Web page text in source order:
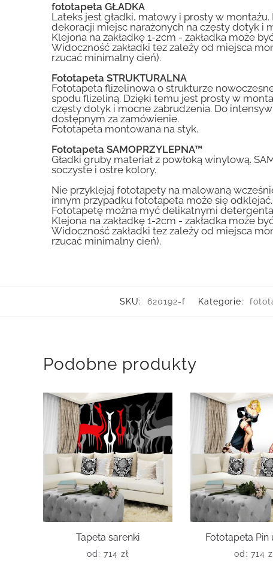
fototapeta GŁADKA
Lateks jest gładki, matowy i prosty w
dekoracji miejsc narażonych na częsty dotyk i
Klejona na zakładkę 1-2cm - zakładka może
Widoczność zakładki tez zależy od miejsca
rzucać minimalny cień).
Fototapeta STRUKTURALNA
Fototapeta flizelinowa o strukturze
spodu flizeliną. Dzięki temu jest prosty w
częsty dotyk i mocne zabrudzenia. Do
dostępnym za zamówienie.
Fototapeta montowana na styk.
Fototapeta SAMOPRZYLEPNA™
Gładki gruby materiał z powłoką winylową.
soczyste i ostre kolory.
Nie przyklejaj fototapety na malowaną
innym przypadku fototapeta może się odklejać.
Fototapetę można myć delikatnymi
Klejona na zakładkę 1-2cm - zakładka może
Widoczność zakładki tez zależy od miejsca
rzucać minimalny cień).
SKU: 620192-f Kategorie:
Podobne produkty
Tapeta sarenki
od: 714 zł
Fototapeta Pin
od: 714